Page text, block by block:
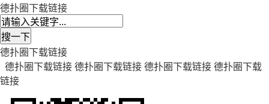
德扑圈下载链接
德扑圈下载链接
德扑圈下载链接 德扑圈下载链接 德扑圈下载链接 德扑圈下载
链接